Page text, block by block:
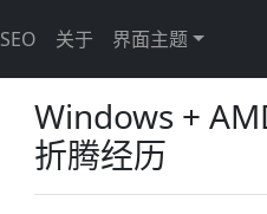
SEO 关于 界面主题
Windows +
折腾经历